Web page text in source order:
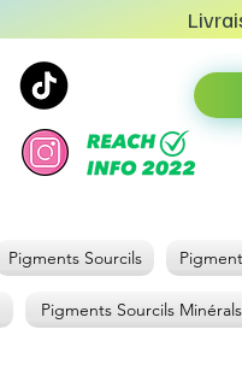
Pigments Sourcils
Pigments Sourcils Minérals